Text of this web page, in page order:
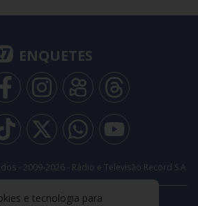
ENQUETES
- 2009-2026- Rádio e Televisão Record S.A
e tecnologia para